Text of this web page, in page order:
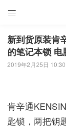

新到货原装肯
的笔记本锁
2019年2月25日 10:30
肯辛通
匙锁，两把钥